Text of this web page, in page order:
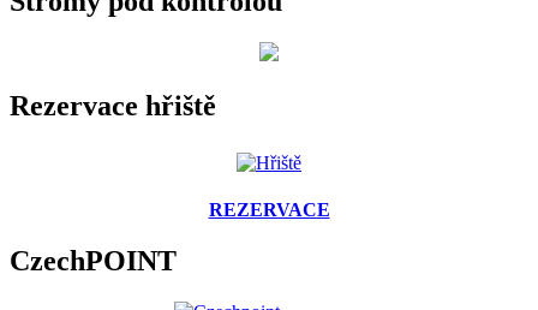
Rezervace hřiště
REZERVACE
CzechPOINT